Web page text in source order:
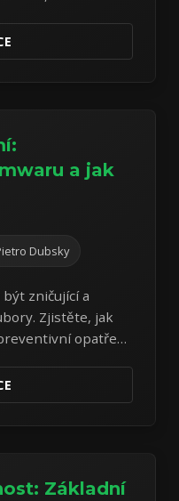
a jak
Dubsky
zničující a
Zjistěte, jak
opatření
Základní